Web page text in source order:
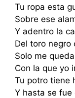
Tu ropa esta
Sobre ese
Y adentro la
Del toro negro
Solo me
Con la que yo
Tu potro tiene
Y hasta se fue